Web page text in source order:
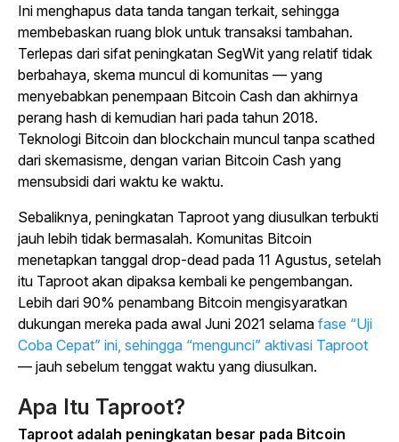
Ini menghapus data tanda tangan terkait, sehingga
membebaskan ruang blok untuk transaksi tambahan.
Terlepas dari sifat peningkatan SegWit yang relatif tidak
berbahaya, skema muncul di komunitas — yang
menyebabkan penempaan Bitcoin Cash dan akhirnya
perang hash di kemudian hari pada tahun 2018.
Teknologi Bitcoin dan blockchain muncul tanpa scathed
dari skemasisme, dengan varian Bitcoin Cash yang
mensubsidi dari waktu ke waktu.
Sebaliknya, peningkatan Taproot yang diusulkan terbukti
jauh lebih tidak bermasalah. Komunitas Bitcoin
menetapkan tanggal drop-dead pada 11 Agustus, setelah
itu Taproot akan dipaksa kembali ke pengembangan.
Lebih dari 90% penambang Bitcoin mengisyaratkan
dukungan mereka pada awal Juni 2021 selama fase “Uji
Coba Cepat” ini, sehingga “mengunci” aktivasi Taproot
— jauh sebelum tenggat waktu yang diusulkan.
Apa Itu Taproot?
Taproot adalah peningkatan besar pada Bitcoin